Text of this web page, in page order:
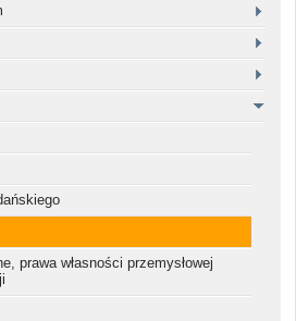
prawa własności przemysłowej